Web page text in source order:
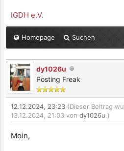
IGDH e.V.
Homepage Suchen
dy1026u
Posting Freak
12.12.2024, 23:23 (Dieser Beitrag
13.12.2024, 21:03 von dy1026u.)
Moin,